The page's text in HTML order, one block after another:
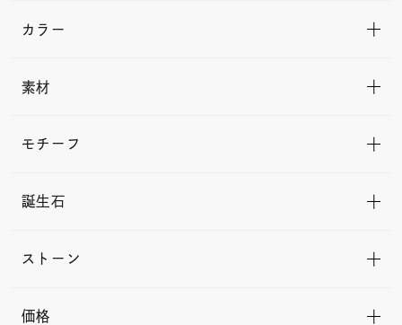
カラー
素材
モチーフ
誕生石
ストーン
価格